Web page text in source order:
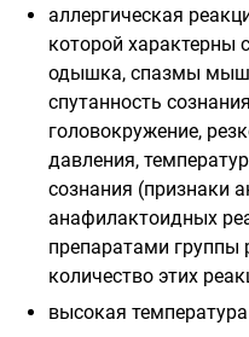
аллергическая
которой характерны
одышка, спазмы
спутанность
головокружение,
давления,
сознания (признаки
анафилактоидных
препаратами группы
количество этих
высокая